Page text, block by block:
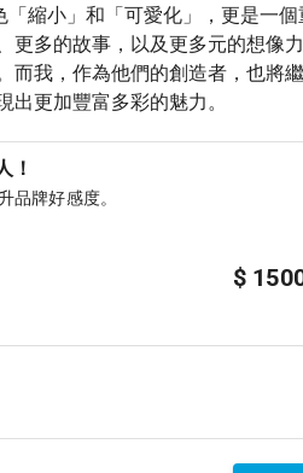
縮小」和「可愛化」，更是一個
多的故事，以及更多元的想像
而我，作為他們的創造者，也將
更加豐富多彩的魅力。
！
品牌好感度。
$